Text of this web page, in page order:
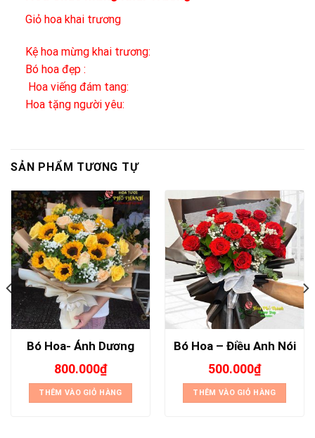
Giỏ hoa khai trương
Kệ hoa mừng khai trương:
Bó hoa đẹp :
Hoa viếng đám tang:
Hoa tặng người yêu:
SẢN PHẨM TƯƠNG TỰ
Bó Hoa- Ánh Dương
800.000₫
THÊM VÀO GIỎ HÀNG
Bó Hoa – Điều Anh Nói
500.000₫
THÊM VÀO GIỎ HÀNG